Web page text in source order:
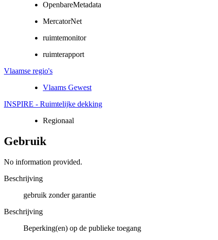
OpenbareMetadata
MercatorNet
ruimtemonitor
ruimterapport
Vlaamse regio's
Vlaams Gewest
INSPIRE - Ruimtelijke dekking
Regionaal
Gebruik
No information provided.
Beschrijving
gebruik zonder garantie
Beschrijving
Beperking(en) op de publieke toegang